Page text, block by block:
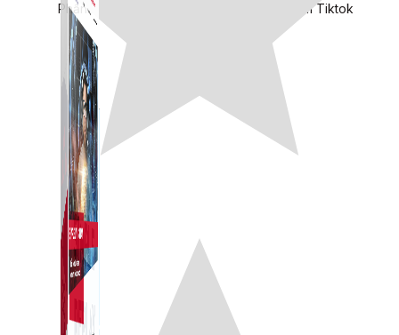
Phần mềm tạo kịch bản bình luận livestream Tiktok